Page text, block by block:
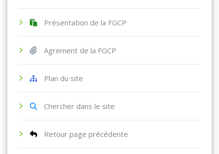
Présentation de la FGCP
Agrement de la FGCP
Plan du site
Chercher dans le site
Retour page précédente